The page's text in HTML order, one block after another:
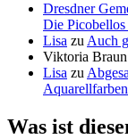
Dresdner
Die
Lisa zu Auch
Viktoria Braun
Lisa zu
Aquarellfarben
Was ist